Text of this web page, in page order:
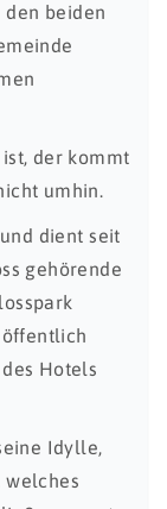
den beiden
der kommt
umhin.
dient seit
gehörende
Hotels
Idylle,
welches